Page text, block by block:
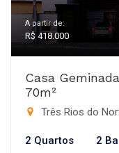
A partir de:
R$ 418.000
Casa
70m²
Três Rios do
2 Quartos 2